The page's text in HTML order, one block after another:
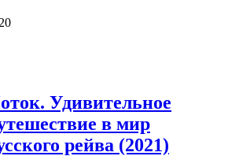
Удивительное
в мир
рейва (2021)